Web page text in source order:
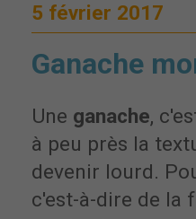
5 février 2017
Ganache
Une ganache,
à peu près la
devenir lourd.
c'est-à-dire de la